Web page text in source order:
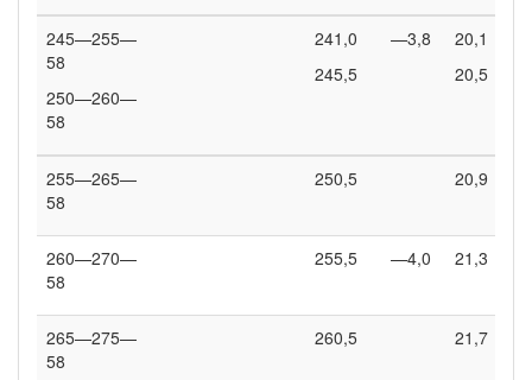
245—255—
58
250—260—
58
241,0
245,5
—3,8
20,1
20,5
255—265—
58
250,5 20,9
260—270—
58
255,5 —4,0 21,3
265—275—
58
260,5 21,7